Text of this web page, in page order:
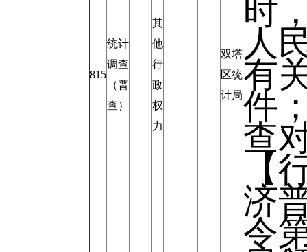
815
统计
调查
（普
查）
其
他
行
政
权
力
双塔
区统
计局
时
人
有
件
查
【
济
令